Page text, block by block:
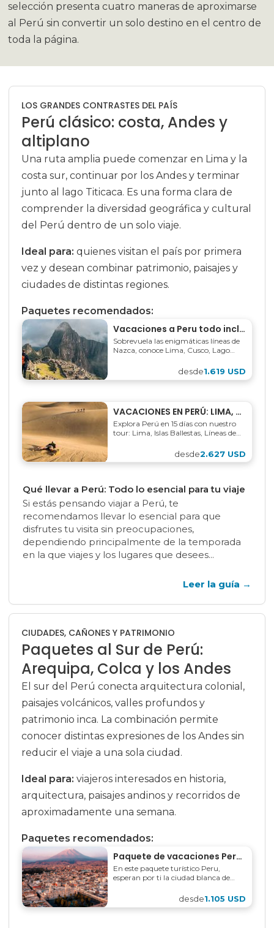
selección presenta cuatro maneras de aproximarse
al Perú sin convertir un solo destino en el centro de
toda la página.
LOS GRANDES CONTRASTES DEL PAÍS
Perú clásico: costa, Andes y
altiplano
Una ruta amplia puede comenzar en Lima y la
costa sur, continuar por los Andes y terminar
junto al lago Titicaca. Es una forma clara de
comprender la diversidad geográfica y cultural
del Perú dentro de un solo viaje.
Ideal para: quienes visitan el país por primera
vez y desean combinar patrimonio, paisajes y
ciudades de distintas regiones.
Paquetes recomendados:
Vacaciones a Peru todo incluido: Lima, Nazca, Machu Picchu y Puno 9 días
Sobrevuela las enigmáticas líneas de
Nazca, conoce Lima, Cusco, Lago
Picchu. Arte, magia y misterio, en
desde1.619 USD
VACACIONES EN PERÚ: LIMA, NAZCA, CUSCO, MACHU PICCHU, MANU Y PUNO 15D
Explora Perú en 15 días con nuestro
tour: Lima, Islas Ballestas, Líneas de
amazónica en Puerto Maldonado y
el...
desde2.627 USD
Qué llevar a Perú: Todo lo esencial para tu viaje
Si estás pensando viajar a Perú, te
recomendamos llevar lo esencial para que
disfrutes tu visita sin preocupaciones,
dependiendo principalmente de la temporada
en la que viajes y los lugares que desees...
Leer la guía →
CIUDADES, CAÑONES Y PATRIMONIO
Paquetes al Sur de Perú:
Arequipa, Colca y los Andes
El sur del Perú conecta arquitectura colonial,
paisajes volcánicos, valles profundos y
patrimonio inca. La combinación permite
conocer distintas expresiones de los Andes sin
reducir el viaje a una sola ciudad.
Ideal para: viajeros interesados en historia,
arquitectura, paisajes andinos y recorridos de
aproximadamente una semana.
Paquetes recomendados:
Paquete de vacaciones Perú: Viaje a Arequipa, Cusco y Machu Picchu 7 días
En este paquete turístico Peru,
esperan por ti la ciudad blanca de
Picchu, Cusco y el Valle Sagrado....
desde1.105 USD